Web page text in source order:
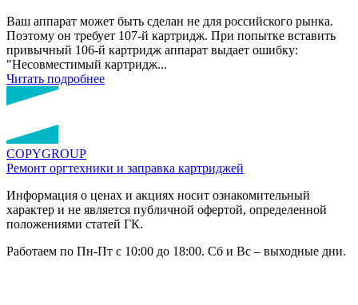
Ваш аппарат может быть сделан не для российского рынка.
Поэтому он требует 107-й картридж. При попытке вставить
привычный 106-й картридж аппарат выдает ошибку:
"Несовместимый картридж...
Читать подробнее
COPYGROUP
Ремонт оргтехники и заправка картриджей
Информация о ценах и акциях носит ознакомительный
характер и не является публичной офертой, определенной
положениями статей ГК.
Работаем по Пн-Пт с 10:00 до 18:00. Сб и Вс – выходные дни.